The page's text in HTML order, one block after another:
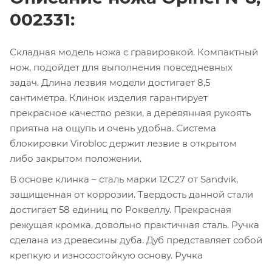
002331:
Складная модель ножа с гравировкой. Компактный
нож, подойдет для выполнения повседневных
задач. Длина лезвия модели достигает 8,5
сантиметра. Клинок изделия гарантирует
прекрасное качество резки, а деревянная рукоять
приятна на ощупь и очень удобна. Система
блокировки Virobloc держит лезвие в открытом
либо закрытом положении.
В основе клинка – сталь марки 12C27 от Sandvik,
защищенная от коррозии. Твердость данной стали
достигает 58 единиц по Роквеллу. Прекрасная
режущая кромка, довольно практичная сталь. Ручка
сделана из древесины дуба. Дуб представляет собой
крепкую и износостойкую основу. Ручка